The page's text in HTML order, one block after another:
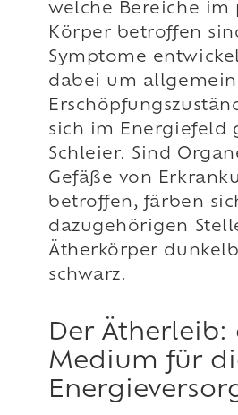
welche Bereiche im
Körper betroffen
Symptome
dabei um
sich im Energiefeld
Schleier. Sind
Gefäße von
betroffen, färben
dazugehörigen
Ätherkörper
schwarz.
Der Ätherleib:
Medium für